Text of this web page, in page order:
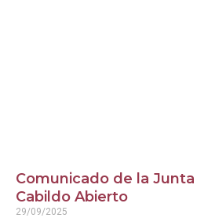
Comunicado de la
Cabildo Abierto
29/09/2025